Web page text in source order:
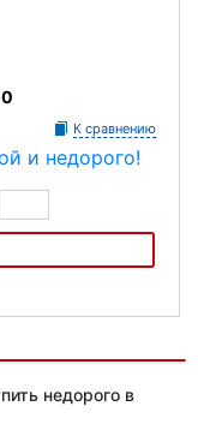
К сравнению
недорого в